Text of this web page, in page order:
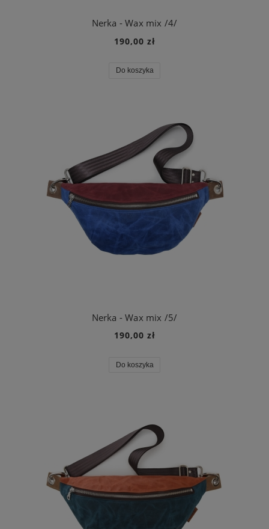
Nerka - Wax mix /4/
190,00 zł
Do koszyka
Nerka - Wax mix /5/
190,00 zł
Do koszyka